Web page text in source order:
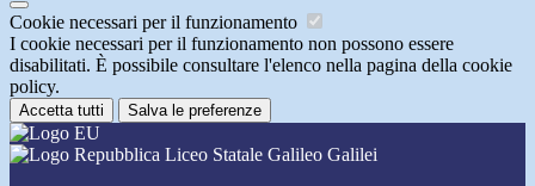
Cookie necessari per il funzionamento
I cookie necessari per il funzionamento non possono essere
disabilitati. È possibile consultare l'elenco nella pagina della cookie
policy.
Accetta tutti Salva le preferenze
Liceo Statale Galileo Galilei